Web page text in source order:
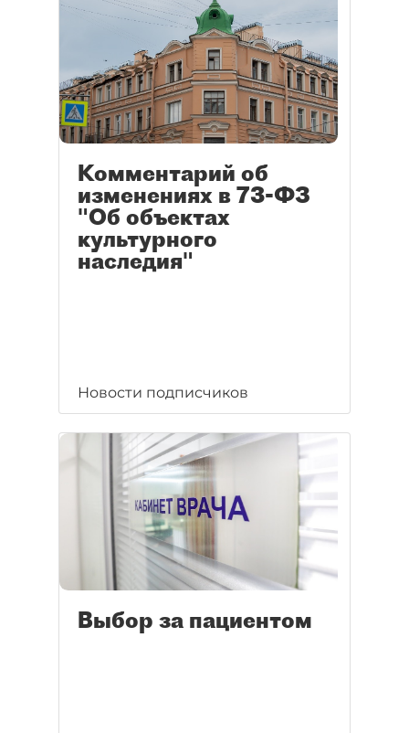
Комментарий об
изменениях в 73-ФЗ
"Об объектах
культурного
наследия"
Новости подписчиков
Выбор за пациентом